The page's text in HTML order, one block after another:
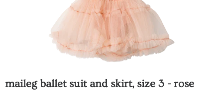
maileg ballet suit and skirt, size 3 - rose